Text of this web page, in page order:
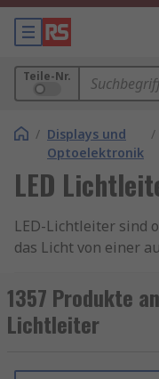
Teile-Nr.
/ Displays und
Optoelektronik
/
LED
LED-Lichtleiter sind
das Licht von einer
benötigt wird. Sie
bei der
Ihnen, die Position
1357 Produkte
Lichtleiter